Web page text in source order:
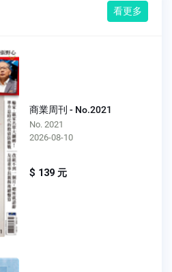
看更多
商業周刊 - No.2021
No. 2021
2026-08-10
$ 139 元